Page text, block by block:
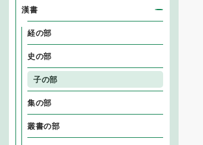
漢書
経の部
史の部
子の部
集の部
叢書の部